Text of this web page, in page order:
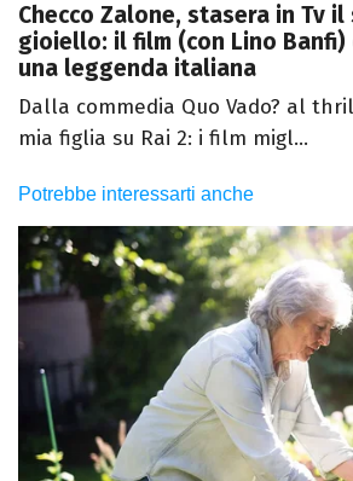
Checco Zalone, stasera in Tv il
gioiello: il film (con Lino Banfi)
una leggenda italiana
Dalla commedia Quo Vado? al
mia figlia su Rai 2: i film migl...